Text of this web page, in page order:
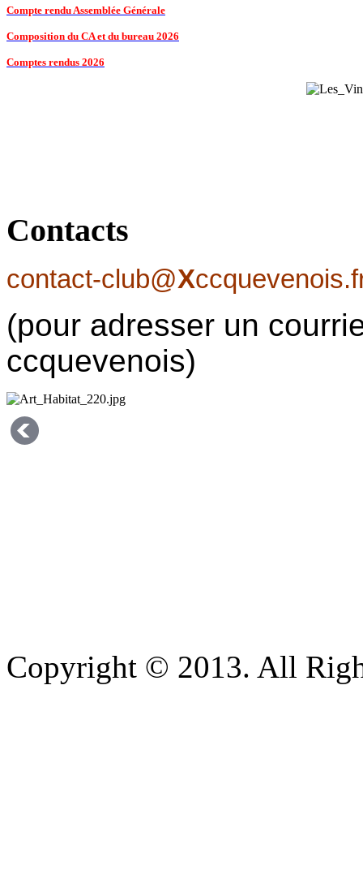
Compte rendu Assemblée Générale
Composition du CA et du bureau 2026
Comptes rendus 2026
Contacts
contact-club@X
(pour adresser un
ccquevenois)
Copyright © 2013. All